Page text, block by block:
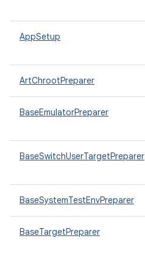
AppSetup
ArtChrootPreparer
BaseEmulatorPreparer
BaseSwitchUserTargetPreparer
BaseSystemTestEnvPreparer
BaseTargetPreparer